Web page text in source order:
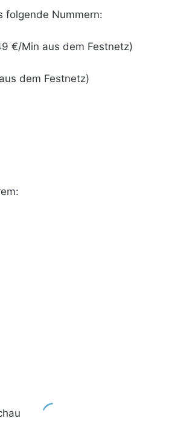
folgende Nummern:
€/Min aus dem Festnetz)
dem Festnetz)